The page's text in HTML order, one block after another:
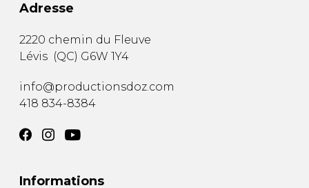
Adresse
2220 chemin du Fleuve
Lévis (QC) G6W 1Y4
info@productionsdoz.com
418 834-8384
Informations